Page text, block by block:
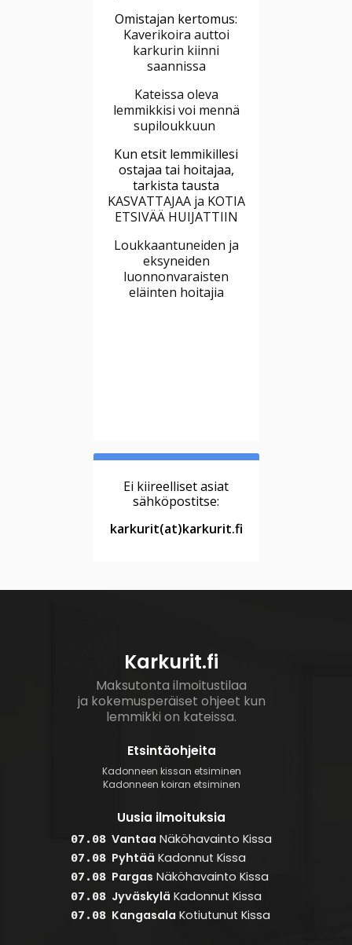
Omistajan kertomus:
Kaverikoira auttoi
karkurin kiinni
saannissa
Kateissa oleva
lemmikkisi voi mennä
supiloukkuun
Kun etsit lemmikillesi
ostajaa tai hoitajaa,
tarkista tausta
KASVATTAJAA ja KOTIA
ETSIVÄÄ HUIJATTIIN
Loukkaantuneiden ja
eksyneiden
luonnonvaraisten
eläinten hoitajia
Ei kiireelliset asiat
sähköpostitse:
karkurit(at)karkurit.fi
Karkurit.fi
Maksutonta ilmoitustilaa
ja kokemusperäiset ohjeet kun
lemmikki on kateissa.
Etsintäohjeita
Kadonneen kissan etsiminen
Kadonneen koiran etsiminen
Uusia ilmoituksia
07.08 Vantaa Näköhavainto Kissa
07.08 Pyhtää Kadonnut Kissa
07.08 Pargas Näköhavainto Kissa
07.08 Jyväskylä Kadonnut Kissa
07.08 Kangasala Kotiutunut Kissa